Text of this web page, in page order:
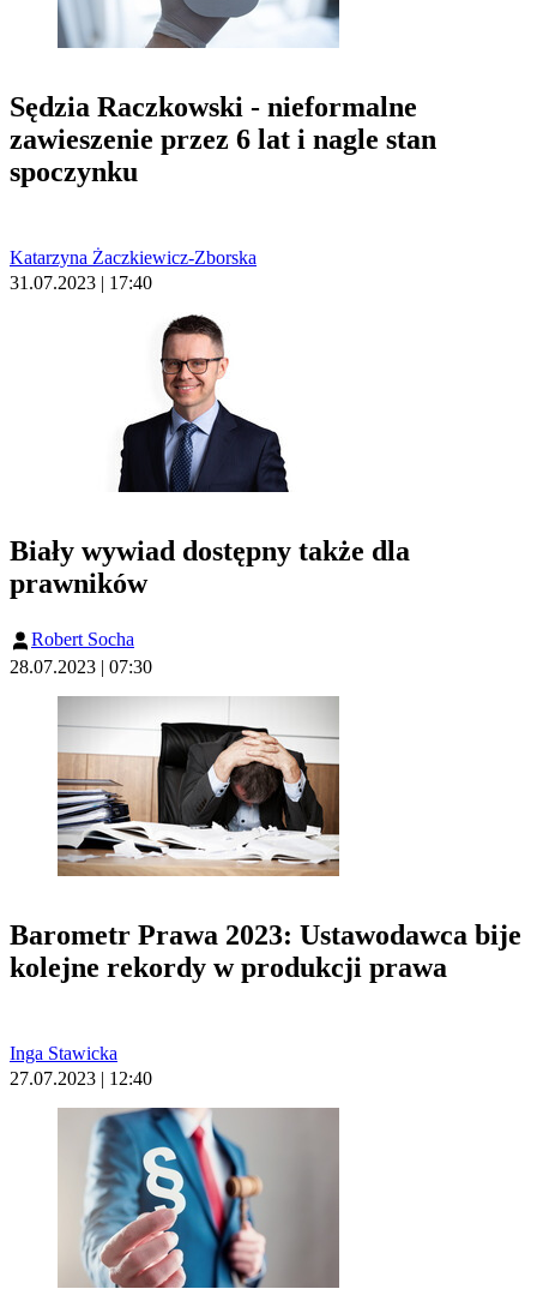
Sędzia Raczkowski - nieformalne
zawieszenie przez 6 lat i nagle stan
spoczynku
Katarzyna Żaczkiewicz-Zborska
31.07.2023 | 17:40
Biały wywiad dostępny także dla
prawników
Robert Socha
28.07.2023 | 07:30
Barometr Prawa 2023: Ustawodawca bije
kolejne rekordy w produkcji prawa
Inga Stawicka
27.07.2023 | 12:40